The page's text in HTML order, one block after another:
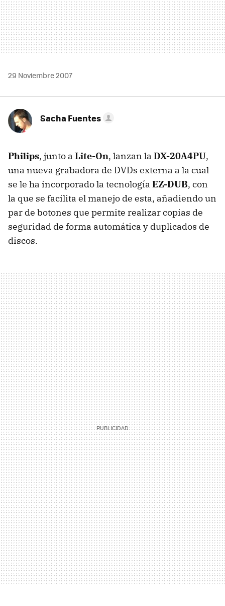
29 Noviembre 2007
Sacha Fuentes
Philips, junto a Lite-On, lanzan la DX-20A4PU,
una nueva grabadora de DVDs externa a la cual
se le ha incorporado la tecnología EZ-DUB, con
la que se facilita el manejo de esta, añadiendo un
par de botones que permite realizar copias de
seguridad de forma automática y duplicados de
discos.